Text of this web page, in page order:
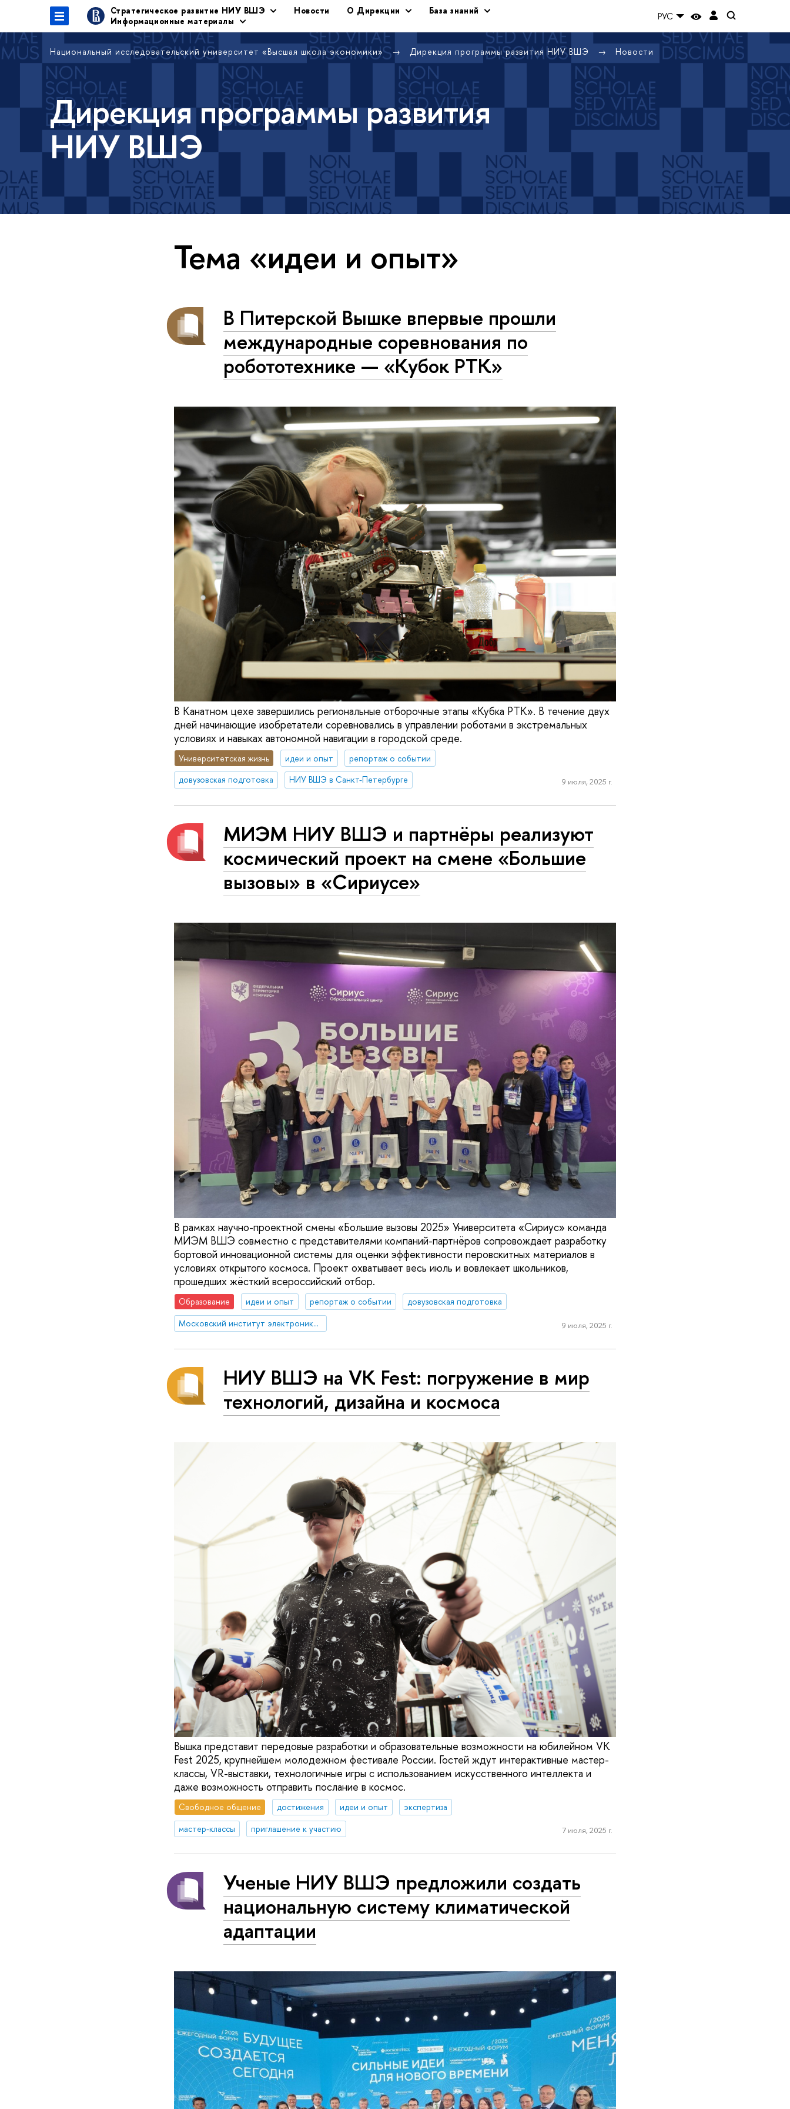
Стратегическое развитие НИУ ВШЭ Новости О Дирекции
База знаний
Информационные материалы
РУС
Национальный исследовательский университет «Высшая школа экономики» Дирекция программы развития НИУ ВШЭ Новости
Дирекция программы развития
НИУ ВШЭ
Тема «идеи и опыт»
В Питерской Вышке впервые прошли
международные соревнования по
робототехнике — «Кубок РТК»
В Канатном цехе завершились региональные отборочные этапы «Кубка РТК». В течение двух
дней начинающие изобретатели соревновались в управлении роботами в экстремальных
условиях и навыках автономной навигации в городской среде.
Университетская жизнь идеи и опыт
репортаж о событии
довузовская подготовка
НИУ ВШЭ в Санкт-Петербурге 9 июля, 2025 г.
МИЭМ НИУ ВШЭ и партнёры реализуют
космический проект на смене «Большие
вызовы» в «Сириусе»
В рамках научно-проектной смены «Большие вызовы 2025» Университета «Сириус» команда
МИЭМ ВШЭ совместно с представителями компаний-партнёров сопровождает разработку
бортовой инновационной системы для оценки эффективности перовскитных материалов в
условиях открытого космоса. Проект охватывает весь июль и вовлекает школьников,
прошедших жёсткий всероссийский отбор.
Образование идеи и опыт репортаж о событии
довузовская подготовка
Московский институт электроники и математики им. А.Н. Тихонова
9 июля, 2025 г.
НИУ ВШЭ на VK Fest: погружение в мир
технологий, дизайна и космоса
Вышка представит передовые разработки и образовательные возможности на юбилейном VK
Fest 2025, крупнейшем молодежном фестивале России. Гостей ждут интерактивные мастер-
классы, VR-выставки, технологичные игры с использованием искусственного интеллекта и
даже возможность отправить послание в космос.
Свободное общение достижения идеи и опыт
экспертиза
мастер-классы
приглашение к участию 7 июля, 2025 г.
Ученые НИУ ВШЭ предложили создать
национальную систему климатической
адаптации